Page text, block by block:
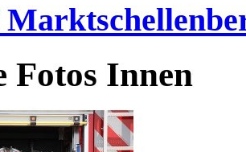
Fotos Innen